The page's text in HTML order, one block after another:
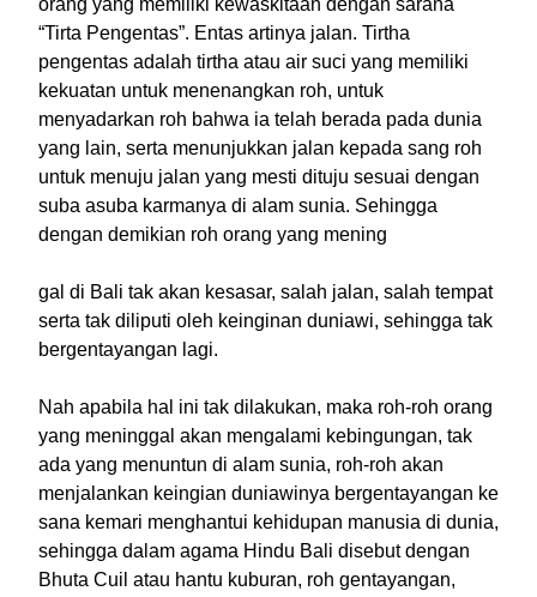
orang yang memiliki kewaskitaan dengan sarana
“Tirta Pengentas”. Entas artinya jalan. Tirtha
pengentas adalah tirtha atau air suci yang memiliki
kekuatan untuk menenangkan roh, untuk
menyadarkan roh bahwa ia telah berada pada dunia
yang lain, serta menunjukkan jalan kepada sang roh
untuk menuju jalan yang mesti dituju sesuai dengan
suba asuba karmanya di alam sunia. Sehingga
dengan demikian roh orang yang mening
gal di Bali tak akan kesasar, salah jalan, salah tempat
serta tak diliputi oleh keinginan duniawi, sehingga tak
bergentayangan lagi.
Nah apabila hal ini tak dilakukan, maka roh-roh orang
yang meninggal akan mengalami kebingungan, tak
ada yang menuntun di alam sunia, roh-roh akan
menjalankan keingian duniawinya bergentayangan ke
sana kemari menghantui kehidupan manusia di dunia,
sehingga dalam agama Hindu Bali disebut dengan
Bhuta Cuil atau hantu kuburan, roh gentayangan,